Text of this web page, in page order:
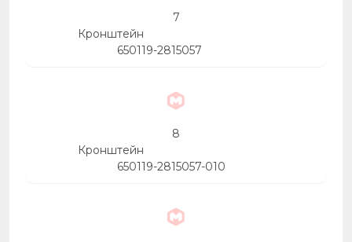
7
Кронштейн
650119-2815057
8
Кронштейн
650119-2815057-010